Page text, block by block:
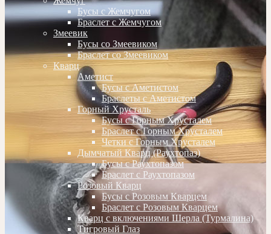
Бусы с Жемчугом
Браслет с Жемчугом
Змеевик
Бусы со Змеевиком
Браслет со Змеевиком
Кварц
Аметист
Бусы с Аметистом
Браслеты с Аметистом
Горный Хрусталь
Бусы с Горным Хрусталем
Браслет с Горным Хрусталем
Четки с Горным Хрусталем
Дымчатый Кварц (Раухтопаз)
Бусы с Раухтопазом
Браслет с Раухтопазом
Розовый Кварц
Бусы с Розовым Кварцем
Браслет с Розовым Кварцем
Кварц с включениями Шерла (Турмалина)
Тигровый Глаз